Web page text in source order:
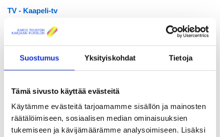
Suostumus Yksityiskohdat Tietoja
Tämä sivusto käyttää evästeitä
Käytämme evästeitä tarjoamamme sisällön ja mainosten
räätälöimiseen, sosiaalisen median ominaisuuksien
tukemiseen ja kävijämäärämme analysoimiseen. Lisäksi
TV Kaapeli-tv
Kaapeli-tv: Perinteinen tv-palvelu
laadukkaalla kuvalla
Kaapeli-tv tarjoaa katsottavaksesi huomattavasti enemmän
kanavia kuin antenniverkko. Kuidussa kulkeva kaapeli-tv-
televisioosi. Kaapeli-tv asiakkaanamme näet reilut 20
valikoimasta.
Omakotiasukkaalle Kaapeli-tv on 5,50 €/kk maksava
lisäpalvelu, joka edellyttääKuitukaistantilaamista. Mikäli asut